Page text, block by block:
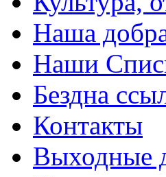
Наша
Наши
Бездна
Контакты
Выходные